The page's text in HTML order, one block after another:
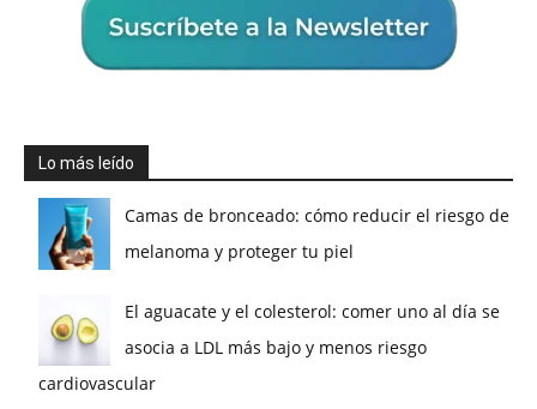
Lo más leído
Camas de bronceado: cómo reducir el riesgo de
melanoma y proteger tu piel
El aguacate y el colesterol: comer uno al día se
asocia a LDL más bajo y menos riesgo
cardiovascular